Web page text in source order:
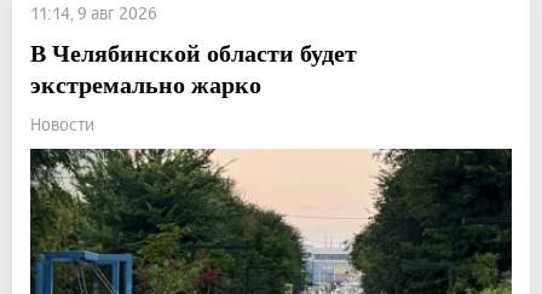
11:14, 9 авг 2026
В Челябинской области будет
экстремально жарко
Новости